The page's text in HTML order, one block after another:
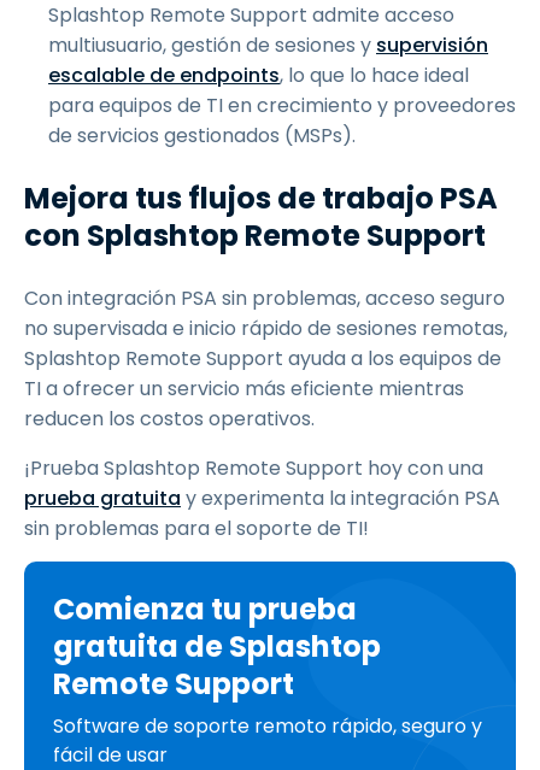
Splashtop Remote Support admite acceso
multiusuario, gestión de sesiones y supervisión
escalable de endpoints, lo que lo hace ideal
para equipos de TI en crecimiento y proveedores
de servicios gestionados (MSPs).
Mejora tus flujos de trabajo PSA
con Splashtop Remote Support
Con integración PSA sin problemas, acceso seguro
no supervisada e inicio rápido de sesiones remotas,
Splashtop Remote Support ayuda a los equipos de
TI a ofrecer un servicio más eficiente mientras
reducen los costos operativos.
¡Prueba Splashtop Remote Support hoy con una
prueba gratuita y experimenta la integración PSA
sin problemas para el soporte de TI!
Comienza tu prueba
gratuita de Splashtop
Remote Support
Software de soporte remoto rápido, seguro y
fácil de usar